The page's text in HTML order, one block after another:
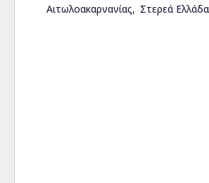
Αιτωλοακαρνανίας
Στερεά Ελλάδα